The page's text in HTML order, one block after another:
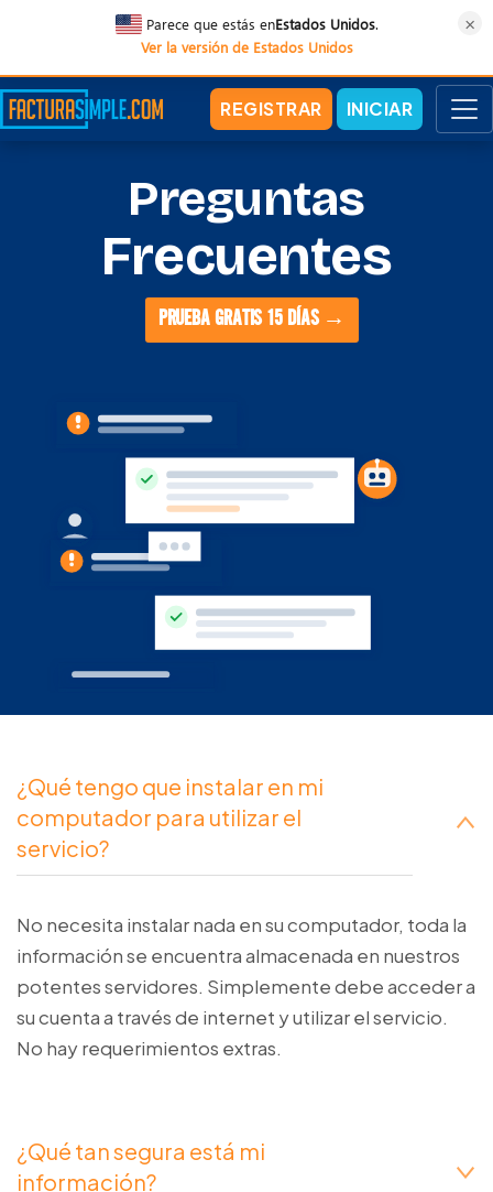
Parece que estás enEstados Unidos.
Ver la versión de Estados Unidos
×
REGISTRAR INICIAR
Preguntas
Frecuentes
PRUEBA GRATIS 15 DÍAS →
¿Qué tengo que instalar en mi
computador para utilizar el
servicio?
No necesita instalar nada en su computador, toda la
información se encuentra almacenada en nuestros
potentes servidores. Simplemente debe acceder a
su cuenta a través de internet y utilizar el servicio.
No hay requerimientos extras.
¿Qué tan segura está mi
información?